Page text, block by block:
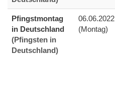
Pfingstmontag
in Deutschland
(Pfingsten in
Deutschland)
06.06.2022
(Montag)